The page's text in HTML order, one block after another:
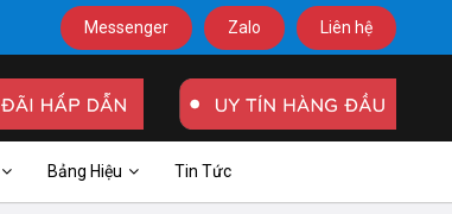
Messenger Zalo Liên hệ
Bảng Hiệu Tin Tức